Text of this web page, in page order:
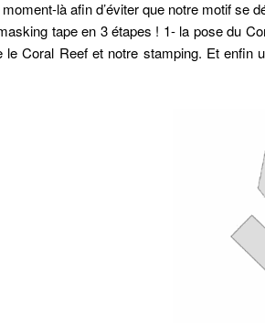
là afin d’éviter que notre motif se
tape en 3 étapes ! 1- la pose du
le Coral Reef et notre stamping. Et